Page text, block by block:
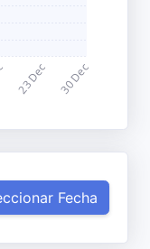
Fecha